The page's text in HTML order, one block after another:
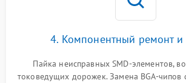
4. Компонентный ремонт и
Пайка неисправных SMD-элементов,
токоведущих дорожек. Замена BGA-чипов